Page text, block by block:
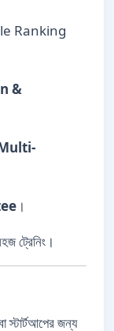
Ranking
&
।
ট্রেনিং।
স্টার্টআপের জন্য